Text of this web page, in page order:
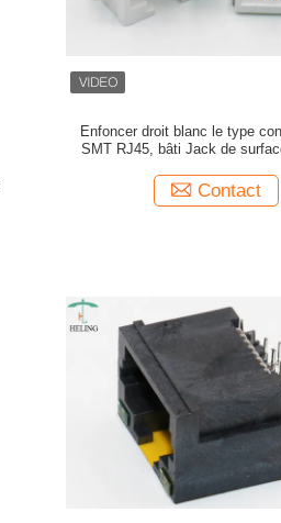
Enfoncer droit blanc le type
SMT RJ45, bâti Jack de
Contact